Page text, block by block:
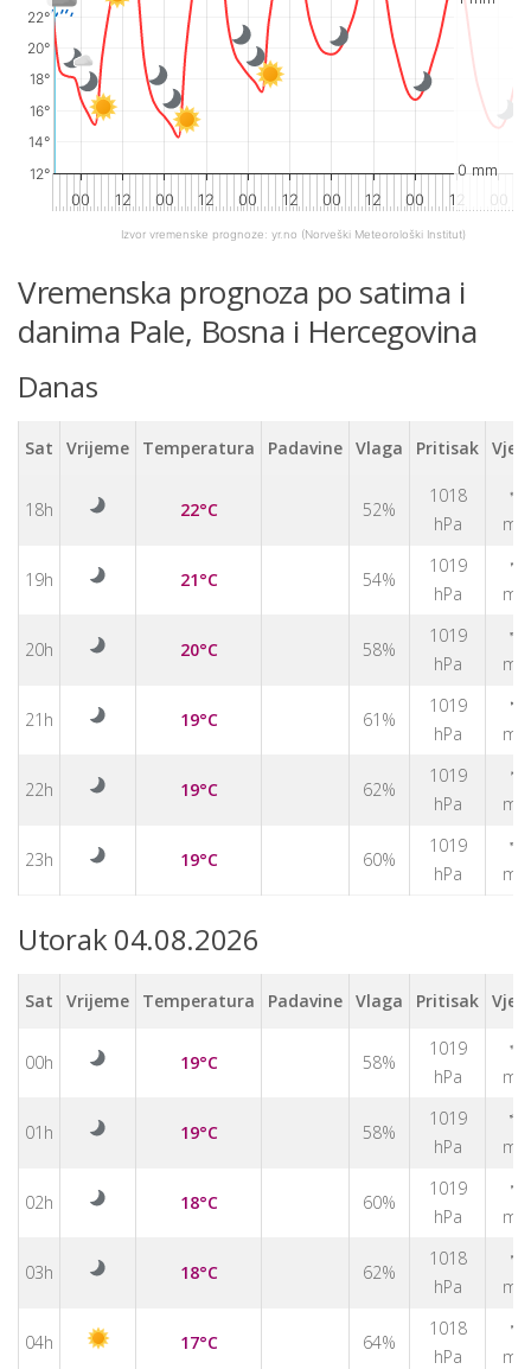
Izvor vremenske prognoze: yr.no (Norveški Meteorološki Institut)
12°
14°
16°
18°
20°
22°
0 mm
00 12 00 12 00 12 00 12 00 12 00
Vremenska prognoza po satima i
danima Pale, Bosna i Hercegovina
Danas
Sat Vrijeme Temperatura Padavine Vlaga Pritisak
18h 22°C 52%
1018
hPa
↑
m/s
19h 21°C 54%
1019
hPa
↑
m/s
20h 20°C 58%
1019
hPa
↑
m/s
21h 19°C 61%
1019
hPa
↑
m/s
22h 19°C 62%
1019
hPa
↑
m/s
23h 19°C 60%
1019
hPa
↑
m/s
Utorak 04.08.2026
Sat Vrijeme Temperatura Padavine Vlaga Pritisak
00h 19°C 58%
1019
hPa
↑
m/s
01h 19°C 58%
1019
hPa
↑
m/s
02h 18°C 60%
1019
hPa
↑
m/s
03h 18°C 62%
1018
hPa
↑
m/s
04h 17°C 64%
1018
hPa
↑
m/s